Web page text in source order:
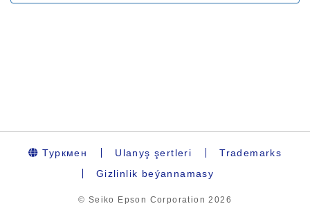
Туркмен Ulanyş şertleri
Trademarks
Gizlinlik beýannamasy
© Seiko Epson Corporation2026